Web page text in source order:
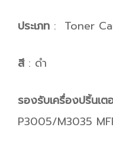
ประเภท : Toner
สี: ดำ
รองรับเครื่องปริ้นเต
P3005/M3035